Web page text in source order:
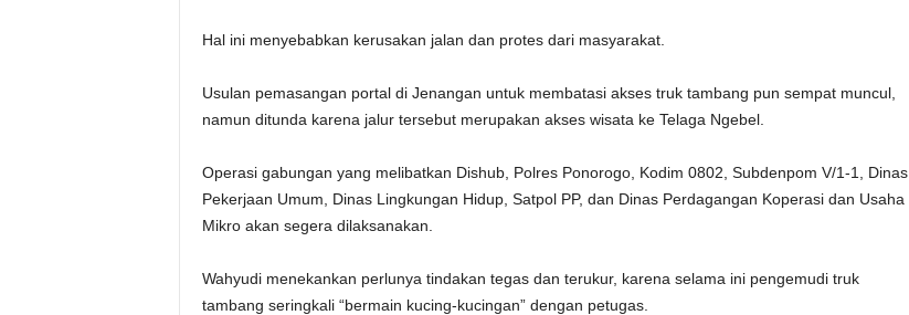
Hal ini menyebabkan kerusakan jalan dan protes dari masyarakat.
Usulan pemasangan portal di Jenangan untuk membatasi akses truk tambang pun sempat muncul,
namun ditunda karena jalur tersebut merupakan akses wisata ke Telaga Ngebel.
Operasi gabungan yang melibatkan Dishub, Polres Ponorogo, Kodim 0802, Subdenpom V/1-1, Dinas
Pekerjaan Umum, Dinas Lingkungan Hidup, Satpol PP, dan Dinas Perdagangan Koperasi dan Usaha
Mikro akan segera dilaksanakan.
Wahyudi menekankan perlunya tindakan tegas dan terukur, karena selama ini pengemudi truk
tambang seringkali “bermain kucing-kucingan” dengan petugas.